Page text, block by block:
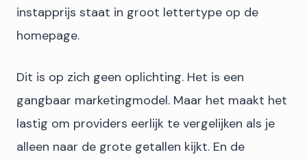
instapprijs staat in groot lettertype op de
homepage.
Dit is op zich geen oplichting. Het is een
gangbaar marketingmodel. Maar het maakt het
lastig om providers eerlijk te vergelijken als je
alleen naar de grote getallen kijkt. En de